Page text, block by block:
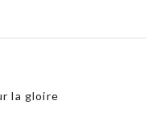
la gloire